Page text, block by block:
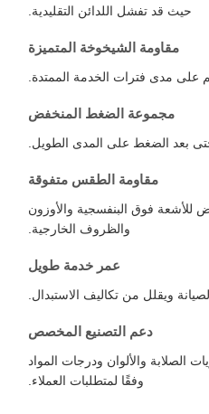
حيث قد تفشل اللدائن التقليدية.
مقاومة الشيخوخة المتميزة
على مدى فترات الخدمة الممتدة.
مجموعة الضغط المنخفض
بعد الضغط على المدى الطويل.
مقاومة الطقس متفوقة
فوق البنفسجية والأوزون
والظروف الخارجية.
عمر خدمة طويل
ويقلل من تكاليف الاستبدال.
دعم التصنيع المخصص
والألوان ودرجات المواد
وفقًا لمتطلبات العملاء.